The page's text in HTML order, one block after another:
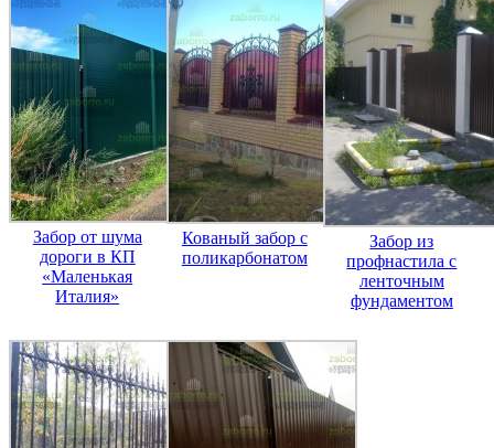
Забор от шума
дороги в КП
«Маленькая
Италия»
Кованый забор с
поликарбонатом
Забор из
профнастила с
ленточным
фундаментом